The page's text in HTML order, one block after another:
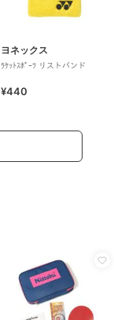
ヨネックス
ﾗｹｯﾄｽﾎﾟｰﾂ リストバンド
¥440